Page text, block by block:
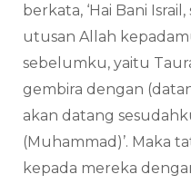
berkata, ‘Hai Bani
utusan Allah
sebelumku, yaitu
gembira dengan
akan datang
(Muhammad)’. Maka
kepada mereka